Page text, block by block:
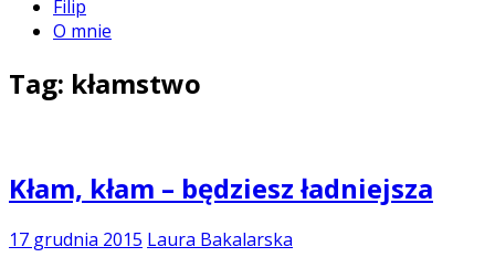
Filip
O mnie
Tag: kłamstwo
Kłam, kłam – będziesz ładniejsza
17 grudnia 2015 Laura Bakalarska